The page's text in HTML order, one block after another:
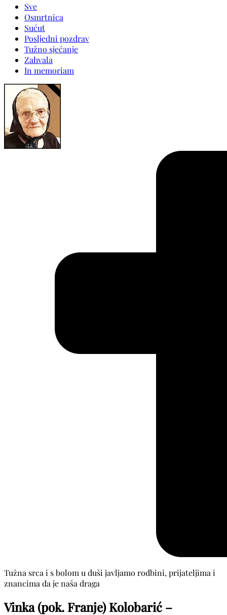
Sve
Osmrtnica
Sućut
Posljedni pozdrav
Tužno sjećanje
Zahvala
In memoriam
Tužna srca i s bolom u duši javljamo rodbini, prijateljima i
znancima da je naša draga
Vinka (pok. Franje) Kolobarić –